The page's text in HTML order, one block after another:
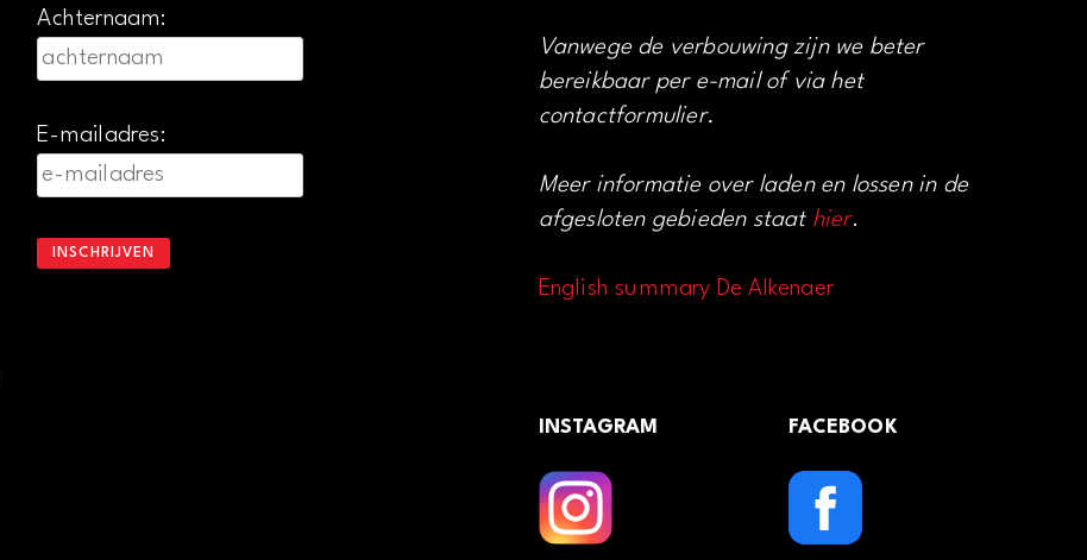
Achternaam:
E-mailadres:
Vanwege de verbouwing zijn we beter
bereikbaar per e-mail of via het
contactformulier.
Meer informatie over laden en lossen in de
afgesloten gebieden staat hier.
English summary De Alkenaer
INSTAGRAM FACEBOOK